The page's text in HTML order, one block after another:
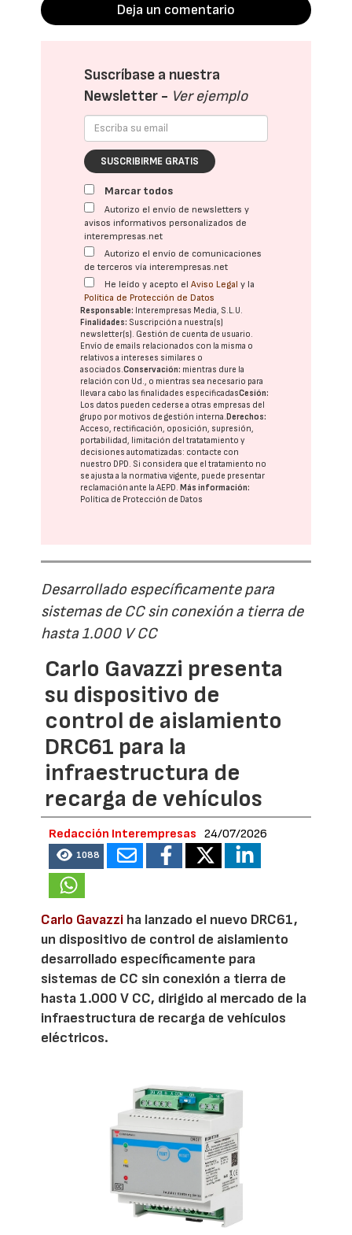
Deja un comentario
Suscríbase a nuestra
Newsletter - Ver ejemplo
SUSCRIBIRME GRATIS
Marcar todos
Autorizo el envío de newsletters y
avisos informativos personalizados de
interempresas.net
Autorizo el envío de comunicaciones
de terceros vía interempresas.net
He leído y acepto elAviso Legal y la
Política de Protección de Datos
Responsable: Interempresas Media, S.L.U.
Finalidades: Suscripción a nuestra(s)
newsletter(s). Gestión de cuenta de usuario.
Envío de emails relacionados con la misma o
relativos a intereses similares o
asociados.Conservación: mientras dure la
relación con Ud., o mientras sea necesario para
llevar a cabo las finalidades especificadasCesión:
Los datos pueden cederse a otras empresas del
grupo por motivos de gestión interna.Derechos:
Acceso, rectificación, oposición, supresión,
portabilidad, limitación del tratatamiento y
decisiones automatizadas: contacte con
nuestro DPD. Si considera que el tratamiento no
se ajusta a la normativa vigente, puede presentar
reclamación ante laAEPD.Más información:
Política de Protección de Datos
Desarrollado específicamente para
sistemas de CC sin conexión a tierra de
hasta 1.000 V CC
Carlo Gavazzi presenta
su dispositivo de
control de aislamiento
DRC61 para la
infraestructura de
recarga de vehículos
Redacción Interempresas 24/07/2026
1088
Carlo Gavazzi ha lanzado el nuevo DRC61,
un dispositivo de control de aislamiento
desarrollado específicamente para
sistemas de CC sin conexión a tierra de
hasta 1.000 V CC, dirigido al mercado de la
infraestructura de recarga de vehículos
eléctricos.